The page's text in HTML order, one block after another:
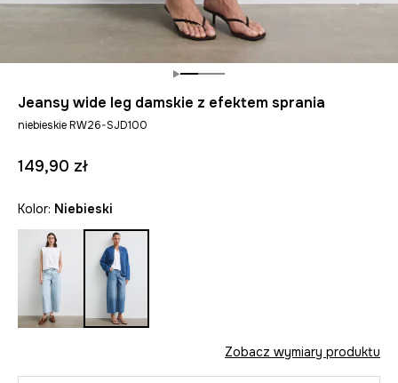
Jeansy wide leg damskie z efektem sprania
niebieskie RW26-SJD100
149,90 zł
Kolor: niebieski
Zobacz wymiary produktu